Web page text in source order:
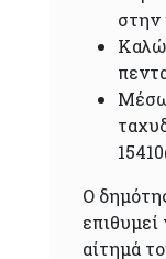
στην
O
αίτημά